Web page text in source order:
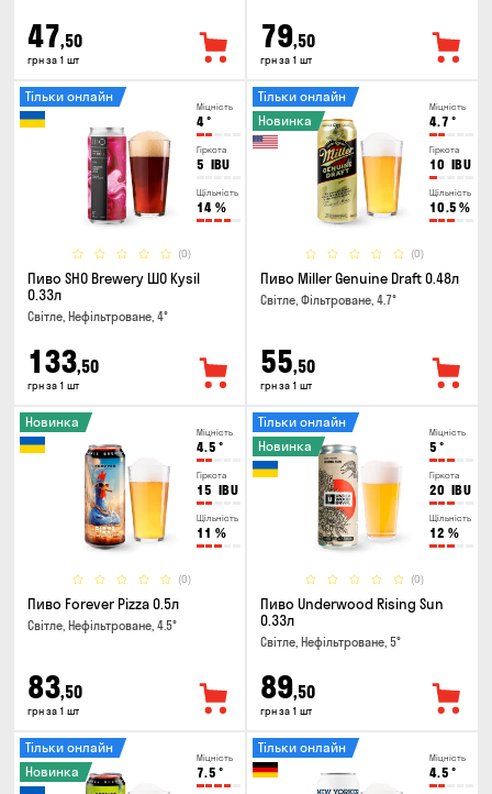
47,50
грн за 1 шт
79,50
грн за 1 шт
Міцність
4°
Гіркота
5 IBU
Щільність
14 %
(0)
Тільки онлайн
Пиво SHO Brewery ШО Kysil
0.33л
Світле, Нефільтроване, 4°
133,50
грн за 1 шт
Міцність
4.7 °
Гіркота
10 IBU
Щільність
10.5 %
(0)
Тільки онлайн
Новинка
Пиво Miller Genuine Draft 0.48л
Світле, Фільтроване, 4.7°
55,50
грн за 1 шт
Міцність
4.5 °
Гіркота
15 IBU
Щільність
11 %
(0)
Новинка
Пиво Forever Pizza 0.5л
Світле, Нефільтроване, 4.5°
83,50
грн за 1 шт
Міцність
5 °
Гіркота
20 IBU
Щільність
12 %
(0)
Тільки онлайн
Новинка
Пиво Underwood Rising Sun
0.33л
Світле, Нефільтроване, 5°
89,50
грн за 1 шт
Міцність
7.5 °
Тільки онлайн
Новинка
Міцність
4.5 °
Тільки онлайн